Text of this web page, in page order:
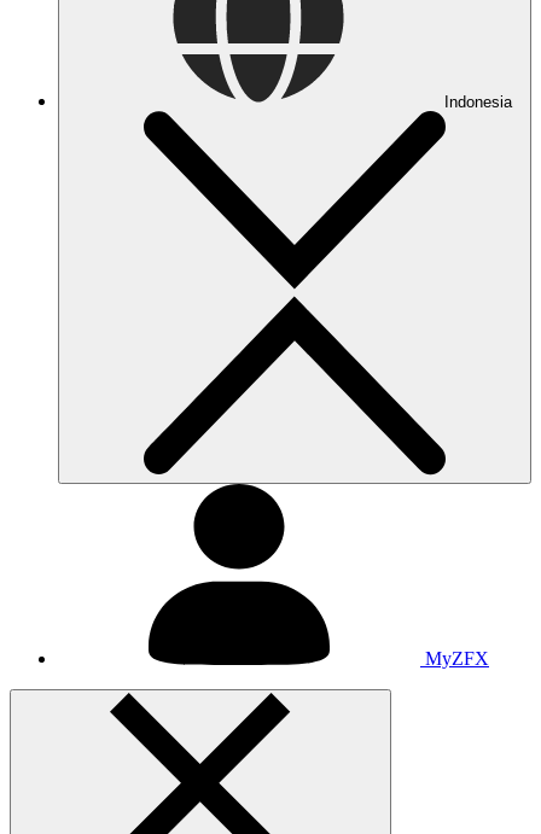
Indonesia
MyZFX